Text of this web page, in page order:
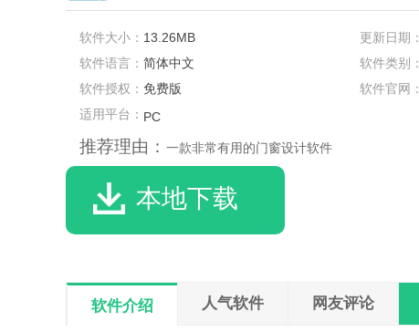
软件大小： 13.26MB 更新日期：
软件语言： 简体中文 软件类别：
软件授权： 免费版
软件官网：
适用平台： PC
推荐理由： 一款非常有用的门窗设计软件
本地下载
软件介绍 人气软件 网友评论